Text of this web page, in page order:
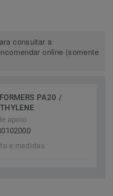
consultar a
online (somente
PA20 /
apoio
e medidas